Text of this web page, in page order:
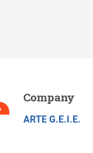
Company
ARTE G.E.I.E.